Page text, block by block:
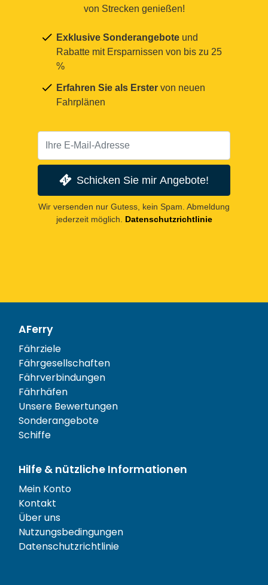
von Strecken genießen!
Exklusive Sonderangebote und
Rabatte mit Ersparnissen von bis zu 25
%
Erfahren Sie als Erster von neuen
Fahrplänen
Schicken Sie mir Angebote!
Wir versenden nur Gutess, kein Spam. Abmeldung
jederzeit möglich.
Datenschutzrichtlinie
AFerry
Fährziele
Fährgesellschaften
Fährverbindungen
Fährhäfen
Unsere Bewertungen
Sonderangebote
Schiffe
Hilfe & nützliche Informationen
Mein Konto
Kontakt
Über uns
Nutzungsbedingungen
Datenschutzrichtlinie